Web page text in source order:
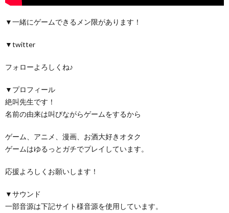
▼一緒にゲームできるメン限があります！
▼twitter
フォローよろしくね♪
▼プロフィール
絶叫先生です！
名前の由来は叫びながらゲームをするから
ゲーム、アニメ、漫画、お酒大好きオタク
ゲームはゆるっとガチでプレイしています。
応援よろしくお願いします！
▼サウンド
一部音源は下記サイト様音源を使用しています。